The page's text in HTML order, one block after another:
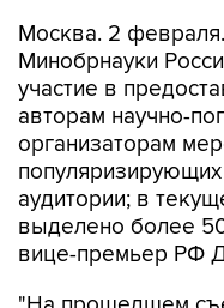
Москва. 2 февраля.
Минобрнауки
участие в
авторам научно-
организаторам
аудитории; в
выделено более
вице-премьер РФ